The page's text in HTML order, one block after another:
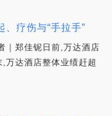
疗伤与“手拉手”
｜郑佳铌日前,万达酒店
万达酒店整体业绩赶超